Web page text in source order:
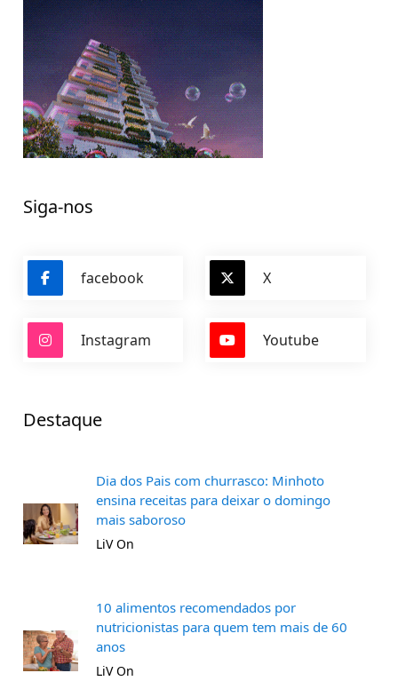
Siga-nos
facebook X
Instagram Youtube
Destaque
Dia dos Pais com churrasco: Minhoto
ensina receitas para deixar o domingo
mais saboroso
LiV On
10 alimentos recomendados por
nutricionistas para quem tem mais de 60
anos
LiV On